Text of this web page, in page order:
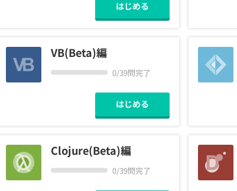
はじめる
VB(Beta)編
0/39問完了
はじめる
Clojure(Beta)編
0/39問完了